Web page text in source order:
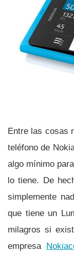
Entre las cosas
teléfono de
algo mí­nimo
lo tiene. De
simplemente
que tiene un
milagros si
empresa